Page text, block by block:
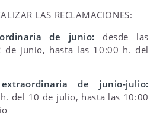
LAS RECLAMACIONES:
de junio: desde las
de junio, hasta las 10:00 h. del
de junio-julio:
del 10 de julio, hasta las 10:00